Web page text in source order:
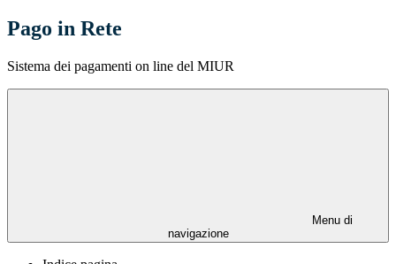
Pago in Rete
Sistema dei pagamenti on line del MIUR
Menu di
navigazione